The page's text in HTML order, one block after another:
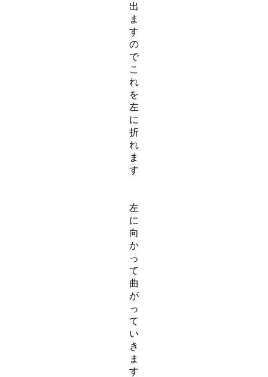
出
ま
す
の
で
こ
れ
を
左
に
折
れ
ま
す
左
に
向
か
っ
て
曲
が
っ
て
い
き
ま
す